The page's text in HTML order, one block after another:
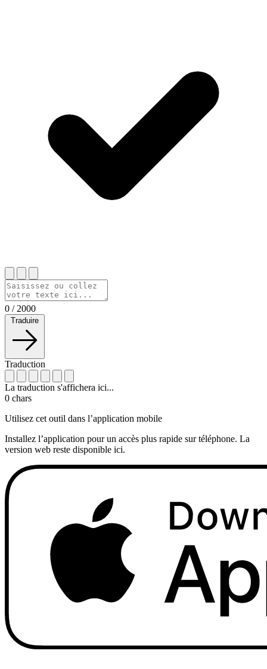
0 / 2000
Traduire
Traduction
La traduction s'affichera ici...
0 chars
Utilisez cet outil dans l’application mobile
Installez l’application pour un accès plus rapide sur téléphone. La
version web reste disponible ici.